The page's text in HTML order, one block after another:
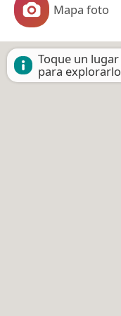
Mapa foto
Toque un lugar
para explorarlo